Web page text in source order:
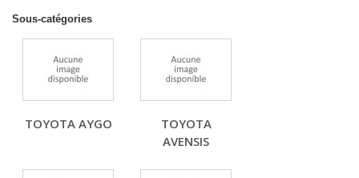
Sous-catégories
TOYOTA AYGO
TOYOTA
AVENSIS